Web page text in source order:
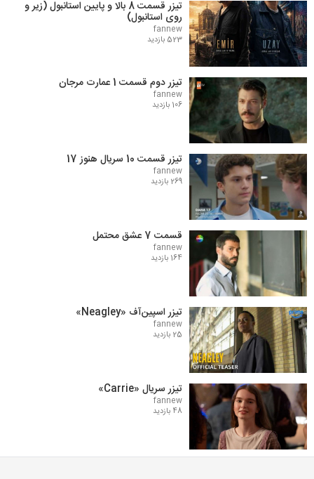
تیزر قسمت 8 بالا و پایین استانبول (زیر و
روی استانبول)
fannew
523 بازدید
تیزر دوم قسمت 1 عمارت مرجان
fannew
106 بازدید
تیزر قسمت 10 سریال هنوز 17
fannew
269 بازدید
قسمت 7 عشق محتمل
fannew
164 بازدید
تیزر اسپین‌آف «Neagley»
fannew
25 بازدید
تیزر سریال «Carrie»
fannew
48 بازدید